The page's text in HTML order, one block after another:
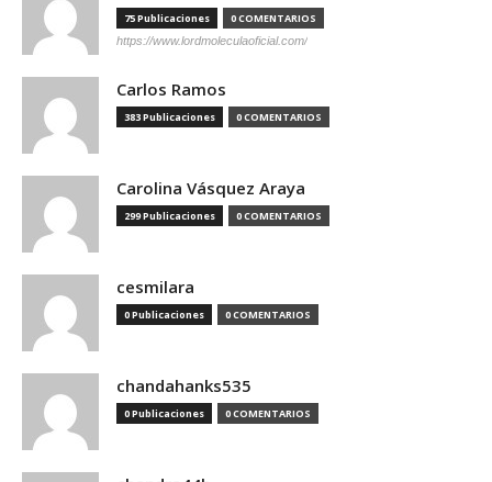
75 Publicaciones 0 COMENTARIOS
https://www.lordmoleculaoficial.com/
Carlos Ramos
383 Publicaciones 0 COMENTARIOS
Carolina Vásquez Araya
299 Publicaciones 0 COMENTARIOS
cesmilara
0 Publicaciones 0 COMENTARIOS
chandahanks535
0 Publicaciones 0 COMENTARIOS